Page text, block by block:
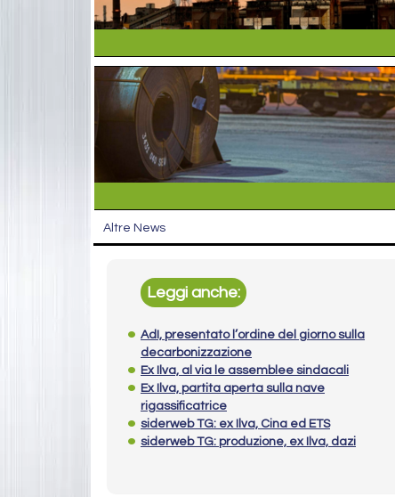
Altre News
Leggi anche:
AdI, presentato l’ordine del giorno sulla
decarbonizzazione
Ex Ilva, al via le assemblee sindacali
Ex Ilva, partita aperta sulla nave
rigassificatrice
siderweb TG: ex Ilva, Cina ed ETS
siderweb TG: produzione, ex Ilva, dazi